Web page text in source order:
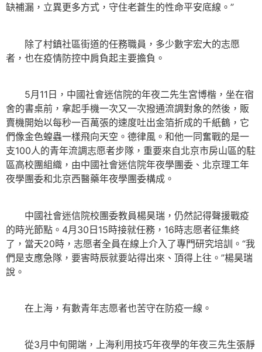
缺補漏，立異更多方式，守住老蒼生的性命平安底線。”
除了村鎮社區街道的任務職員，多少數字宏大的志愿
者，也在疫情防控中肩負起主要擔負。
5月11日，中國社會迷信院的年夜二先生宮博楷，坐在宿
舍的書桌前，拿起手機一次又一次撥通流調對象的然後，販
賣機開始以每秒一百萬張的速度吐出金箔折成的千紙鶴，它
們像金色蝗蟲一樣飛向天空。德律風。和他一同奮戰的是一
支100人的青年流調志愿者步隊，重要來自北京市房山區的駐
區高校團組織，由中國社會迷信院年夜學團委、北京理工年
夜學團委和北京西醫藥年夜學團委構成。
中國社會迷信院校團委教員楊昊瑞，仍然記得聲援戰疫
的時光節點。4月30日15時接就任務，16時志愿者征集終
了，當天20時，志愿者全員在線上介入了專門研究培訓。“我
們是支應急隊，要害時辰就要站得出來、頂得上往。”楊昊瑞
說。
在上海，有數青年志愿者也苦守在防疫一線。
從3月中旬開端，上海利用技巧年夜學的年夜三先生張靜